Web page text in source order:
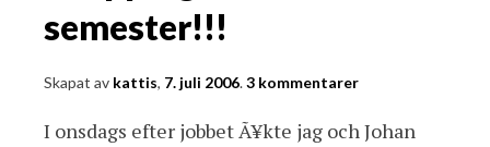
semester!!!
Skapat av kattis, 7. juli 2006.3 kommentarer
I onsdags efter jobbet Ã¥kte jag och Johan